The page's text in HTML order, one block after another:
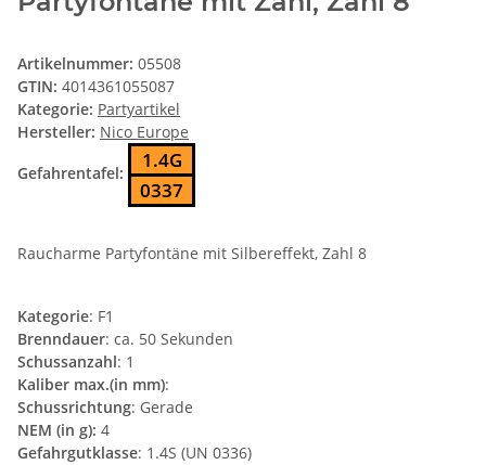
Artikelnummer: 05508
GTIN: 4014361055087
Kategorie: Partyartikel
Hersteller: Nico Europe
Gefahrentafel:
1.4G
0337
Raucharme Partyfontäne mit Silbereffekt, Zahl 8
Kategorie: F1
Brenndauer: ca. 50 Sekunden
Schussanzahl: 1
Kaliber max.(in mm):
Schussrichtung: Gerade
NEM (in g): 4
Gefahrgutklasse: 1.4S (UN 0336)